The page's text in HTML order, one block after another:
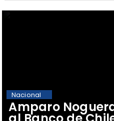
Amparo
Nacional